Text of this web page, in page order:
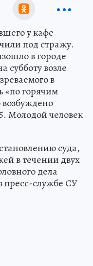
у кафе
под стражу.
в городе
субботу возле
в
«по горячим
Молодой человек
суда,
в течении двух
дела
пресс-службе СУ